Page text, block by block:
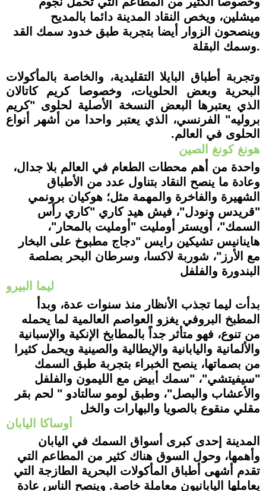
ميشلين، ويخص النقاد المدينة دائما بالمديح
وينصحون الزوار أيضا بتجربة طبق خدود سمك القد
وسمك البقلة.
وتجربة أطباق البايلا التقليدية، والخاصة بالمأكولات
البحرية وبعض الحلويات، وخصوصاكريم كاتالان
الذي يعتبرها البعض النسخة الأصلية لحلوى "كريم
بروليه" الفرنسي، الذي يعتبر واحدا من أشهر أنواع
الحلوى في العالم.
هونغ كونغ
الصين
واحدة من أهم محطات الطعام في العالم بلا جدال،
وعادة ما ينصح النقاد بتناول عدد من الأطباق
الشهيرة والفاخرة والمهمة مثل؛ هوكيان برونمي
"قريدس ونودل"، فيش هيد كاري "كاري رأس
السمك"، أويستر أومليت "أومليت بالمحار"،
هاينانيس تشيكين رايس "دجاج مطبوخ على البخار
مع ا لأرز"، شوربة لاكسا، وسرطان البحر بصلصة
البندورة والفلفل
ليما البيرو
بدأت ليما تجذب الأنظار منذ سنوات عدة، وبدأ
المطبخ البروفي يغزو العواصم العالمية لما يحمله
من تنوع، فهو متأثر جداً بالمطابخ الإنكية والإسبانية
والألمانية واليابانية والإيطالية والصينية ويحمل كثيرا
من بصماتها، ينصح الخبراء بتجربة طبق السمك
"سيفيتشي"، "سمك أبيض مع الليمون والفلفل
والأعشاب والبصل"، وطبق لومو سالتادو " لحم بقر
مقلي منقوع بالصويا والبهارات والخل
المدينة إحدى كبرى أسواق السمك في اليابان
وأهمها، وحول السوق هناك كثير من المطاعم التي
تقدم أشهى أطباق المأكولات البحرية الطازجة التي
يعاملها اليابانيون معاملة خاصة. وينصح الناس عادة